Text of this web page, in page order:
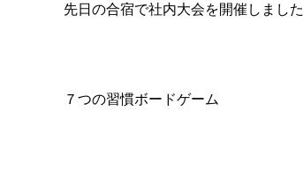
先日の合宿で社内大会を開催しました
７つの習慣ボードゲーム